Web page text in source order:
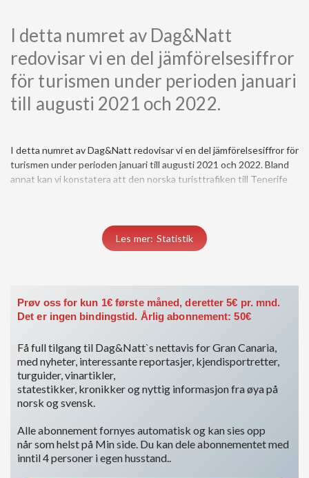
I detta numret av Dag&Natt
redovisar vi en del jämförelsesiffror
för turismen under perioden januari
till augusti 2021 och 2022.
I detta numret av Dag&Natt redovisar vi en del jämförelsesiffror för
turismen under perioden januari till augusti 2021 och 2022. Bland
annat kan vi konstatera att den norska turisttrafiken till Tenerife
Vis medlemsnivåer Logg inn her
Les mer: Statistik
Prøv oss for kun 1€ første måned, deretter 5€ pr. mnd.
Det er ingen bindingstid. Årlig abonnement: 50€
Få full tilgang til Dag&Natt`s nettavis for Gran Canaria,
med nyheter, interessante reportasjer, kjendisportretter,
turguider, vinartikler,
statestikker, kronikker og nyttig informasjon fra øya på
norsk og svensk.
Alle abonnement fornyes automatisk og kan sies opp
når som helst på Min side. Du kan dele abonnementet med
inntil 4 personer i egen husstand..